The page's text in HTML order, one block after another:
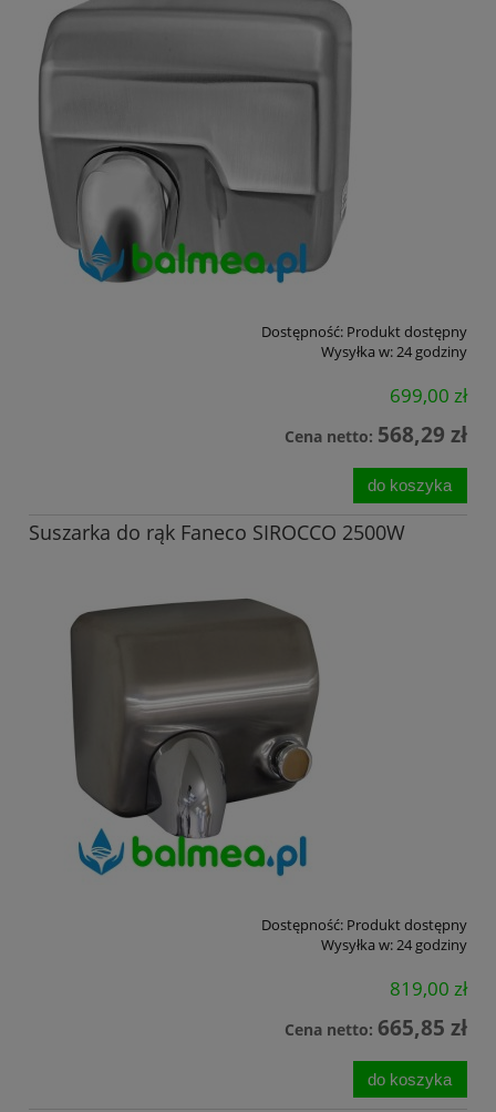
Dostępność: Produkt dostępny
Wysyłka w:24 godziny
699,00 zł
Cena netto: 568,29 zł
do koszyka
Suszarka do rąk Faneco SIROCCO 2500W
Dostępność: Produkt dostępny
Wysyłka w:24 godziny
819,00 zł
Cena netto: 665,85 zł
do koszyka